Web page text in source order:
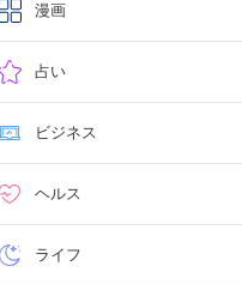
漫画
占い
ビジネス
ヘルス
ライフ